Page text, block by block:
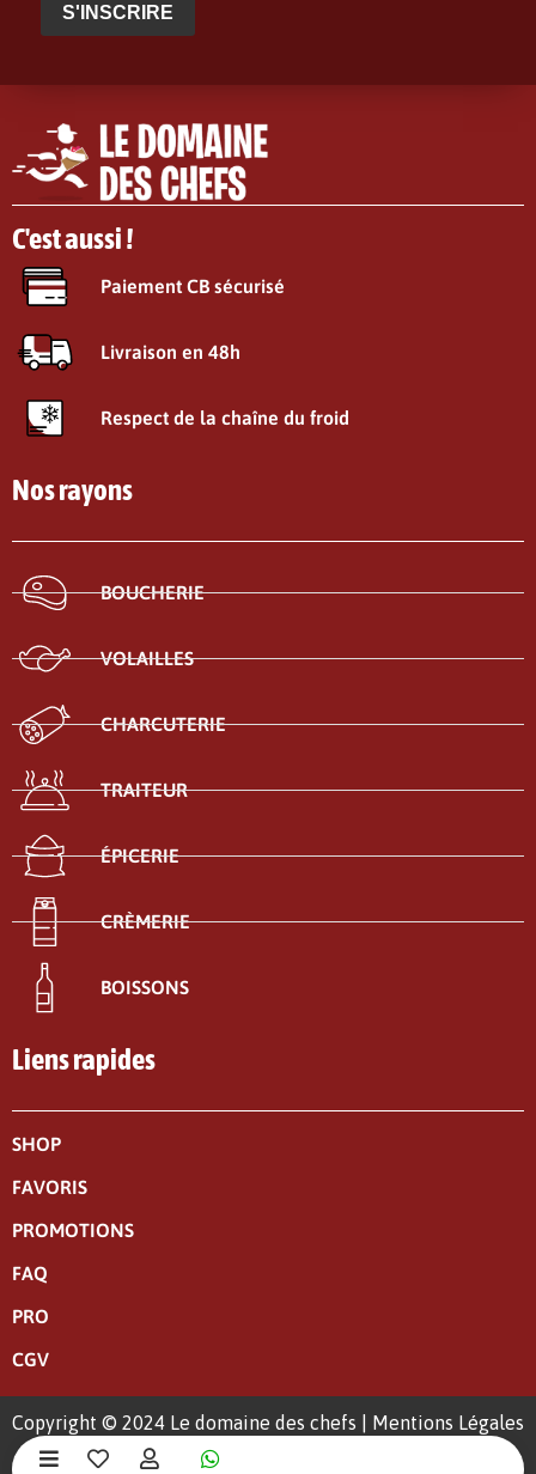
S'INSCRIRE
C'est aussi !
Paiement CB sécurisé
Livraison en 48h
Respect de la chaîne du froid
Nos rayons
BOUCHERIE
VOLAILLES
CHARCUTERIE
TRAITEUR
ÉPICERIE
CRÈMERIE
BOISSONS
Liens rapides
SHOP
FAVORIS
PROMOTIONS
FAQ
PRO
CGV
Copyright © 2024 Le domaine des chefs | Mentions Légales
|Politique de confidentialité